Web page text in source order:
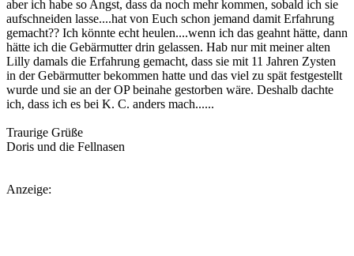
aber ich habe so Angst, dass da noch mehr kommen, sobald ich sie
aufschneiden lasse....hat von Euch schon jemand damit Erfahrung
gemacht?? Ich könnte echt heulen....wenn ich das geahnt hätte, dann
hätte ich die Gebärmutter drin gelassen. Hab nur mit meiner alten
Lilly damals die Erfahrung gemacht, dass sie mit 11 Jahren Zysten
in der Gebärmutter bekommen hatte und das viel zu spät festgestellt
wurde und sie an der OP beinahe gestorben wäre. Deshalb dachte
ich, dass ich es bei K. C. anders mach......
Traurige Grüße
Doris und die Fellnasen
Anzeige: